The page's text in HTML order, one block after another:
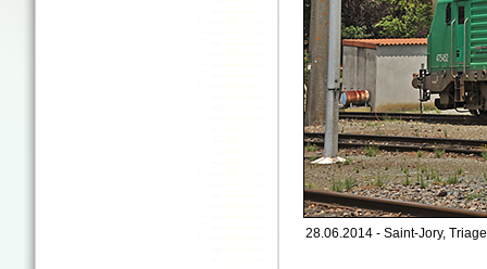
28.06.2014 - Saint-Jory,